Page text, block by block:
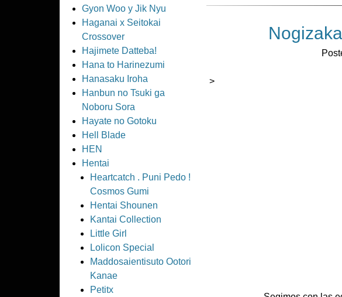
>
Gyon Woo y Jik Nyu
Haganai x Seitokai
Crossover
Hajimete Datteba!
Hana to Harinezumi
Hanasaku Iroha
Hanbun no Tsuki ga
Noboru Sora
Hayate no Gotoku
Hell Blade
HEN
Hentai
Heartcatch . Puni Pedo !
Cosmos Gumi
Hentai Shounen
Kantai Collection
Little Girl
Lolicon Special
Maddosaientisuto Ootori
Kanae
Petitx